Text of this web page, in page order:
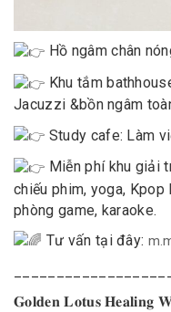
Hồ ngâm chân
Khu tắm
Jacuzzi &bồn ngâm
Study cafe: Làm
Miễn phí khu giải
chiếu phim, yoga, Kpop
phòng game, karaoke.
Tư vấn tại đây:
𝐆𝐨𝐥𝐝𝐞𝐧 𝐋𝐨𝐭𝐮𝐬 𝐇𝐞𝐚𝐥𝐢𝐧𝐠